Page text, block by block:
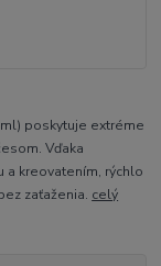
poskytuje extréme
Vďaka
a kreovatením, rýchlo
zaťaženia. celý